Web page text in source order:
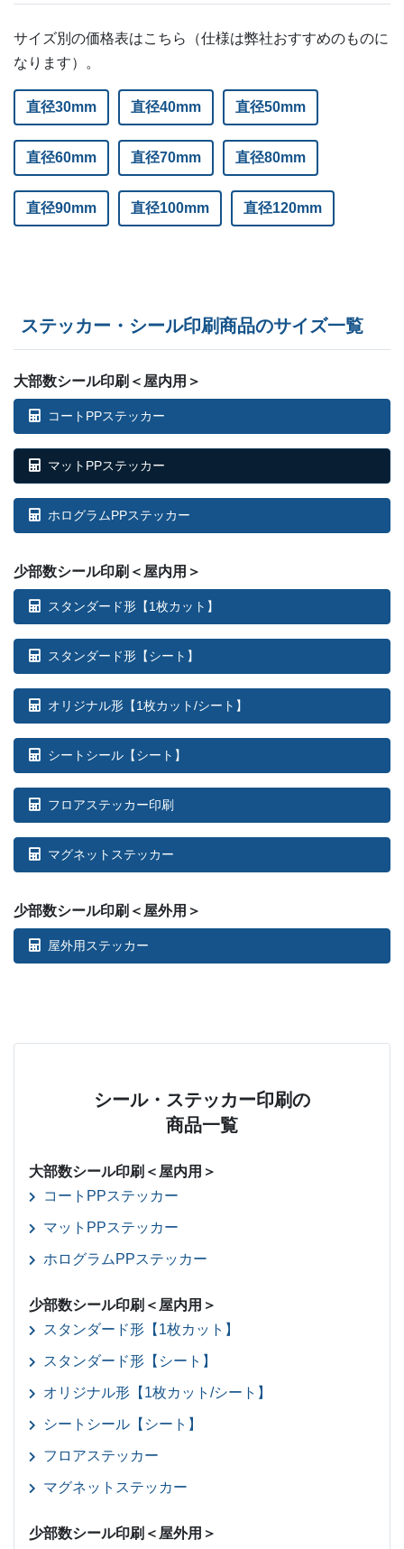
サイズ別の価格表はこちら（仕様は弊社おすすめのものに
なります）。
直径30mm 直径40mm 直径50mm
直径60mm 直径70mm 直径80mm
直径90mm 直径100mm 直径120mm
ステッカー・シール印刷商品のサイズ一覧
大部数シール印刷＜屋内用＞
コートPPステッカー
マットPPステッカー
ホログラムPPステッカー
少部数シール印刷＜屋内用＞
スタンダード形【1枚カット】
スタンダード形【シート】
オリジナル形【1枚カット/シート】
シートシール【シート】
フロアステッカー印刷
マグネットステッカー
少部数シール印刷＜屋外用＞
屋外用ステッカー
シール・ステッカー印刷の
商品一覧
大部数シール印刷＜屋内用＞
コートPPステッカー
マットPPステッカー
ホログラムPPステッカー
少部数シール印刷＜屋内用＞
スタンダード形【1枚カット】
スタンダード形【シート】
オリジナル形【1枚カット/シート】
シートシール【シート】
フロアステッカー
マグネットステッカー
少部数シール印刷＜屋外用＞